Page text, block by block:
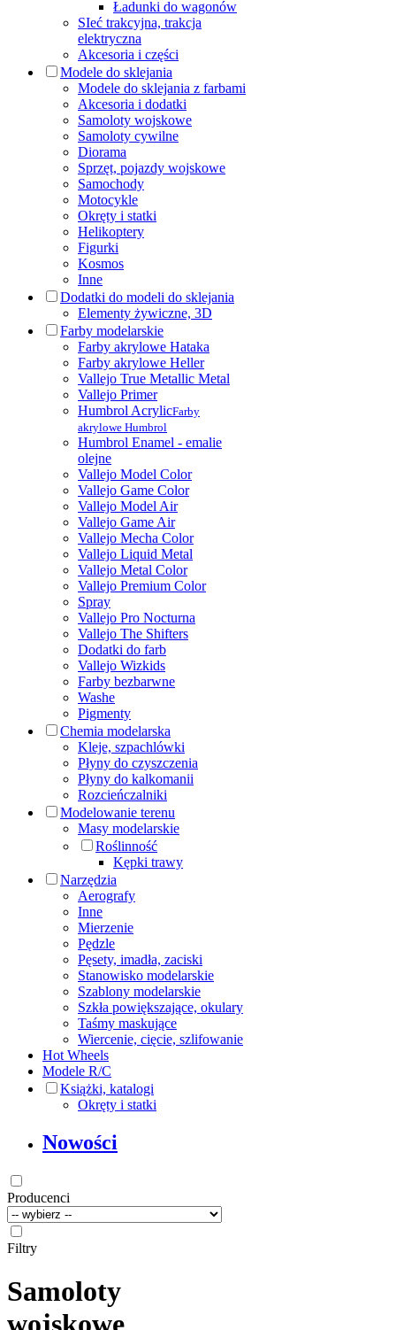
Ładunki do wagonów
SIeć trakcyjna, trakcja
elektryczna
Akcesoria i części
Modele do sklejania
Modele do sklejania z farbami
Akcesoria i dodatki
Samoloty wojskowe
Samoloty cywilne
Diorama
Sprzęt, pojazdy wojskowe
Samochody
Motocykle
Okręty i statki
Helikoptery
Figurki
Kosmos
Inne
Dodatki do modeli do sklejania
Elementy żywiczne, 3D
Farby modelarskie
Farby akrylowe Hataka
Farby akrylowe Heller
Vallejo True Metallic Metal
Vallejo Primer
Humbrol AcrylicFarby
akrylowe Humbrol
Humbrol Enamel - emalie
olejne
Vallejo Model Color
Vallejo Game Color
Vallejo Model Air
Vallejo Game Air
Vallejo Mecha Color
Vallejo Liquid Metal
Vallejo Metal Color
Vallejo Premium Color
Spray
Vallejo Pro Nocturna
Vallejo The Shifters
Dodatki do farb
Vallejo Wizkids
Farby bezbarwne
Washe
Pigmenty
Chemia modelarska
Kleje, szpachlówki
Płyny do czyszczenia
Płyny do kalkomanii
Rozcieńczalniki
Modelowanie terenu
Masy modelarskie
Roślinność
Kępki trawy
Narzędzia
Aerografy
Inne
Mierzenie
Pędzle
Pęsety, imadła, zaciski
Stanowisko modelarskie
Szablony modelarskie
Szkła powiększające, okulary
Taśmy maskujące
Wiercenie, cięcie, szlifowanie
Hot Wheels
Modele R/C
Książki, katalogi
Okręty i statki
Nowości
Producenci
Filtry
Samoloty